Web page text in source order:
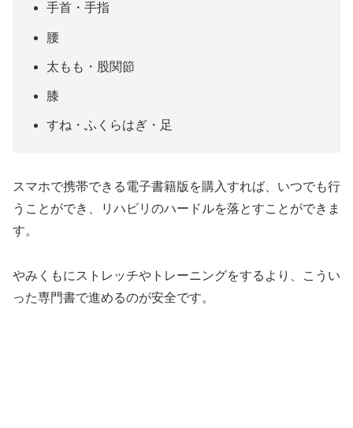
手首・手指
腰
太もも・股関節
膝
すね・ふくらはぎ・足
スマホで携帯できる電子書籍版を購入すれば、いつでも行
うことができ、リハビリのハードルを落とすことができま
す。
やみくもにストレッチやトレーニングをするより、こうい
った専門書で進めるのが安全です。